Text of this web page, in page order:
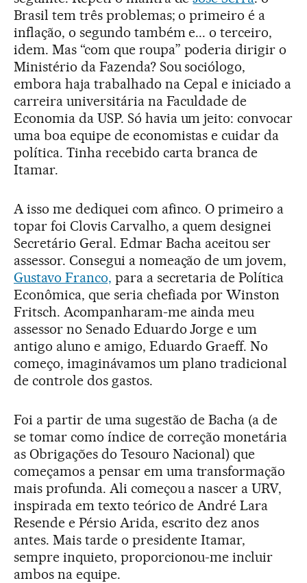
Brasil tem três problemas; o primeiro é a
inflação, o segundo também e... o terceiro,
idem. Mas “com que roupa” poderia dirigir o
Ministério da Fazenda? Sou sociólogo,
embora haja trabalhado na Cepal e iniciado a
carreira universitária na Faculdade de
Economia da USP. Só havia um jeito: convocar
uma boa equipe de economistas e cuidar da
política. Tinha recebido carta branca de
Itamar.
A isso me dediquei com afinco. O primeiro a
topar foi Clovis Carvalho, a quem designei
Secretário Geral. Edmar Bacha aceitou ser
assessor. Consegui a nomeação de um jovem,
Gustavo Franco, para a secretaria de Política
Econômica, que seria chefiada por Winston
Fritsch. Acompanharam-me ainda meu
assessor no Senado Eduardo Jorge e um
antigo aluno e amigo, Eduardo Graeff. No
começo, imaginávamos um plano tradicional
de controle dos gastos.
Foi a partir de uma sugestão de Bacha (a de
se tomar como índice de correção monetária
as Obrigações do Tesouro Nacional) que
começamos a pensar em uma transformação
mais profunda. Ali começou a nascer a URV,
inspirada em texto teórico de André Lara
Resende e Pérsio Arida, escrito dez anos
antes. Mais tarde o presidente Itamar,
sempre inquieto, proporcionou-me incluir
ambos na equipe.